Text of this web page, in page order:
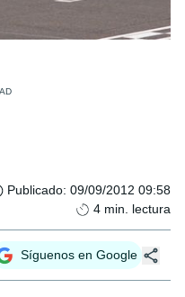
Publicado: 09/09/2012 09:58
4 min. lectura
Síguenos en Google